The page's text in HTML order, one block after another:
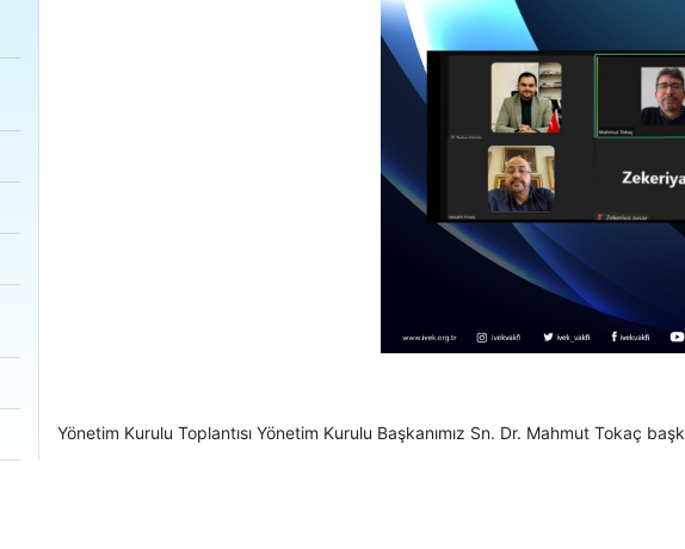
Yönetim Kurulu Toplantısı Yönetim Kurulu Başkanımız Sn. Dr. Mahmut Tokaç